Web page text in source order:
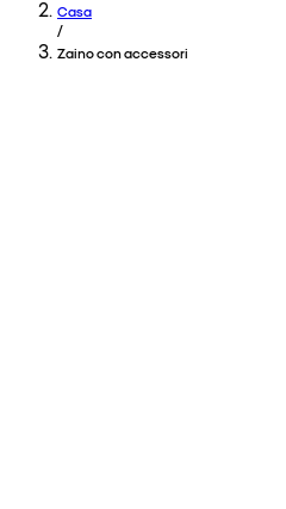
Casa
/
Zaino con accessori